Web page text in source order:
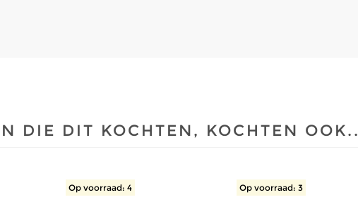
DIE DIT KOCHTEN, KOCHTEN OOK..
Op voorraad: 4 Op voorraad: 3